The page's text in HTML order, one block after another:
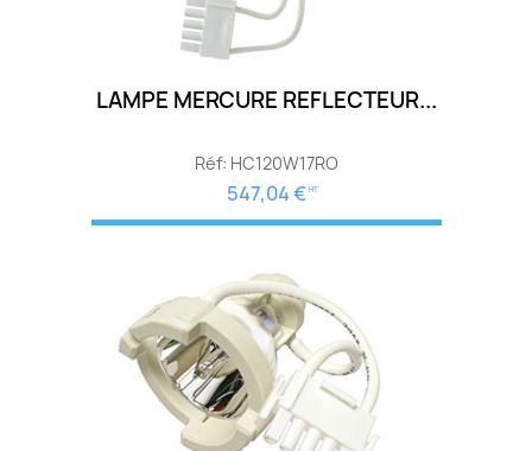
LAMPE MERCURE REFLECTEUR...
Réf: HC120W17RO
547,04 € HT